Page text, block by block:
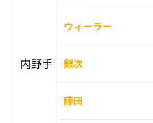
内野手
ウィーラー
銀次
藤田